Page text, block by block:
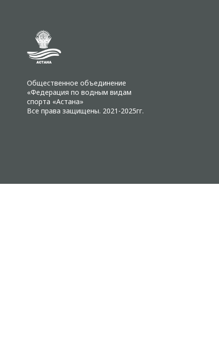
Общественное объединение
«Федерация по водным видам
спорта «Астана»
Все права защищены. 2021-2025гг.